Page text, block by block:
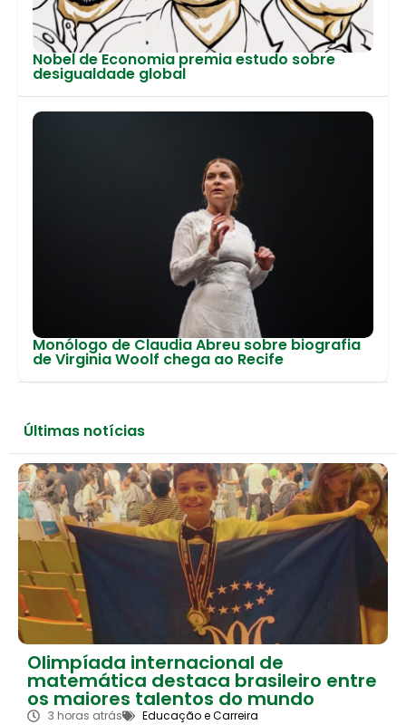
Nobel de Economia premia estudo sobre
desigualdade global
Monólogo de Claudia Abreu sobre biografia
de Virginia Woolf chega ao Recife
Últimas notícias
Olimpíada internacional de
matemática destaca brasileiro entre
os maiores talentos do mundo
3 horas atrás Educação e Carreira